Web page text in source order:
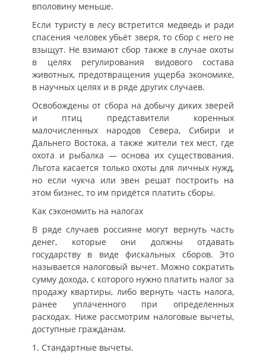
вполовину меньше.
Если туристу в лесу встретится медведь и ради
спасения человек убьёт зверя, то сбор с него не
взыщут. Не взимают сбор также в случае охоты
в целях регулирования видового состава
животных, предотвращения ущерба экономике,
в научных целях и в ряде других случаев.
Освобождены от сбора на добычу диких зверей
и птиц представители коренных
малочисленных народов Севера, Сибири и
Дальнего Востока, а также жители тех мест, где
охота и рыбалка — основа их существования.
Льгота касается только охоты для личных нужд,
но если чукча или эвен решат построить на
этом бизнес, то им придётся платить сборы.
Как сэкономить на налогах
В ряде случаев россияне могут вернуть часть
денег, которые они должны отдавать
государству в виде фискальных сборов. Это
называется налоговый вычет. Можно сократить
сумму дохода, с которого нужно платить налог за
продажу квартиры, либо вернуть часть налога,
ранее уплаченного при определенных
расходах. Ниже рассмотрим налоговые вычеты,
доступные гражданам.
1. Стандартные вычеты.